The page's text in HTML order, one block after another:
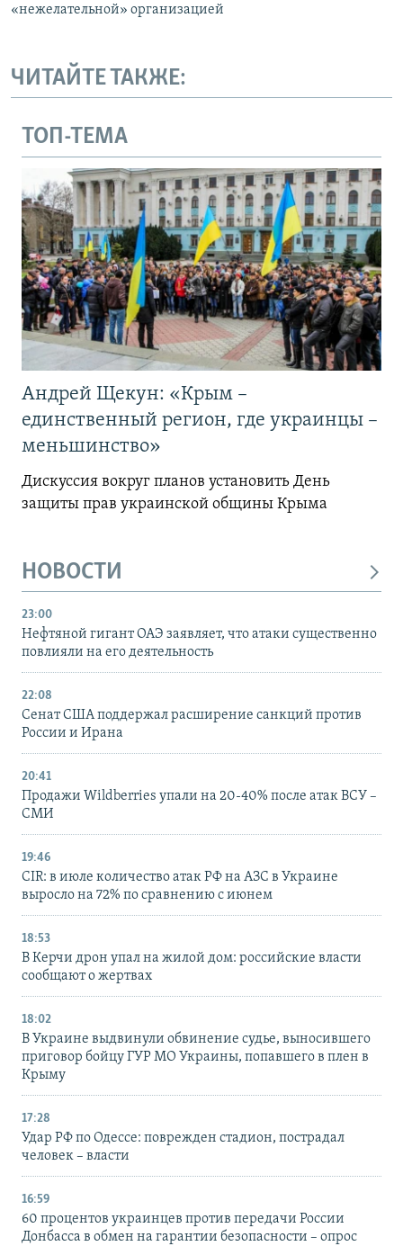
«нежелательной» организацией
ЧИТАЙТЕ ТАКЖЕ:
ТОП-ТЕМА
Андрей Щекун: «Крым –
единственный регион, где украинцы –
меньшинство»
Дискуссия вокруг планов установить День
защиты прав украинской общины Крыма
НОВОСТИ
23:00
Нефтяной гигант ОАЭ заявляет, что атаки существенно
повлияли на его деятельность
22:08
Сенат США поддержал расширение санкций против
России и Ирана
20:41
Продажи Wildberries упали на 20-40% после атак ВСУ –
СМИ
19:46
CIR: в июле количество атак РФ на АЗС в Украине
выросло на 72% по сравнению с июнем
18:53
В Керчи дрон упал на жилой дом: российские власти
сообщают о жертвах
18:02
В Украине выдвинули обвинение судье, выносившего
приговор бойцу ГУР МО Украины, попавшего в плен в
Крыму
17:28
Удар РФ по Одессе: поврежден стадион, пострадал
человек – власти
16:59
60 процентов украинцев против передачи России
Донбасса в обмен на гарантии безопасности – опрос